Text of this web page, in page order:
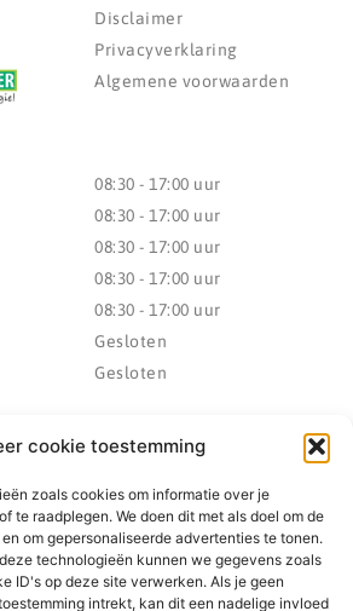
cookie toestemming
zoals cookies om informatie over je
te raadplegen. We doen dit met als doel om de
om gepersonaliseerde advertenties te tonen.
technologieën kunnen we gegevens zoals
ID's op deze site verwerken. Als je geen
intrekt, kan dit een nadelige invloed
Disclaimer
Privacyverklaring
Algemene voorwaarden
08:30 - 17:00 uur
08:30 - 17:00 uur
08:30 - 17:00 uur
08:30 - 17:00 uur
08:30 - 17:00 uur
Gesloten
Gesloten
Gemeente De Wolden
Zwolle
Heerenveen
Kampen